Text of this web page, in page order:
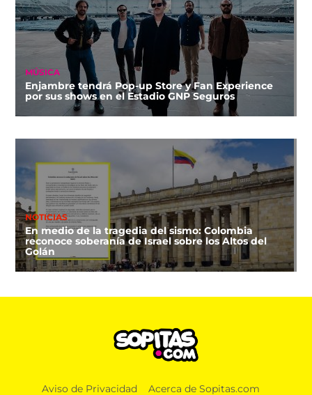
MÚSICA
Enjambre tendrá Pop-up Store y Fan Experience
por sus shows en el Estadio GNP Seguros
NOTICIAS
En medio de la tragedia del sismo: Colombia
reconoce soberanía de Israel sobre los Altos del
Golán
Aviso de Privacidad Acerca de Sopitas.com